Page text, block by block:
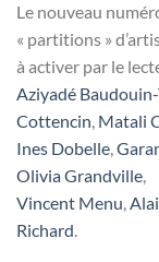
Le nouveau
« partitions »
à activer par le
Aziyadé Baudouin-
Cottencin, Matali
Ines Dobelle,
Olivia Grandville,
Vincent Menu,
Richard.